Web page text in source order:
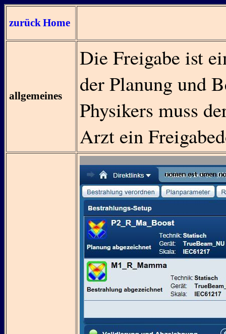
zurückHome
allgemeines
Die Freigabe ist
der Planung und
Physikers muss
Arzt ein